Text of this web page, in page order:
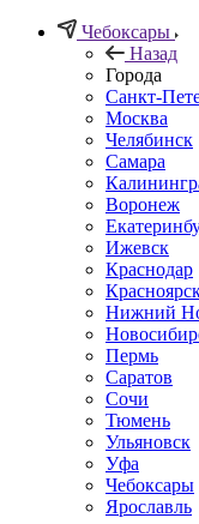
Чебоксары
Назад
Города
Санкт-
Москва
Челябинск
Самара
Воронеж
Ижевск
Краснодар
Нижний
Пермь
Саратов
Сочи
Тюмень
Ульяновск
Уфа
Чебоксары
Ярославль